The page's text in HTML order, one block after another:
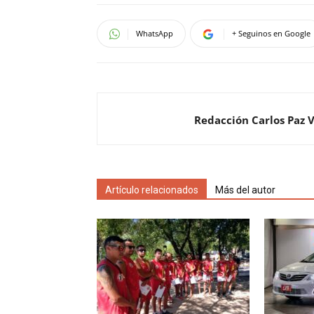
WhatsApp + Seguinos en Google
Redacción Carlos Paz
Artículo relacionados Más del autor